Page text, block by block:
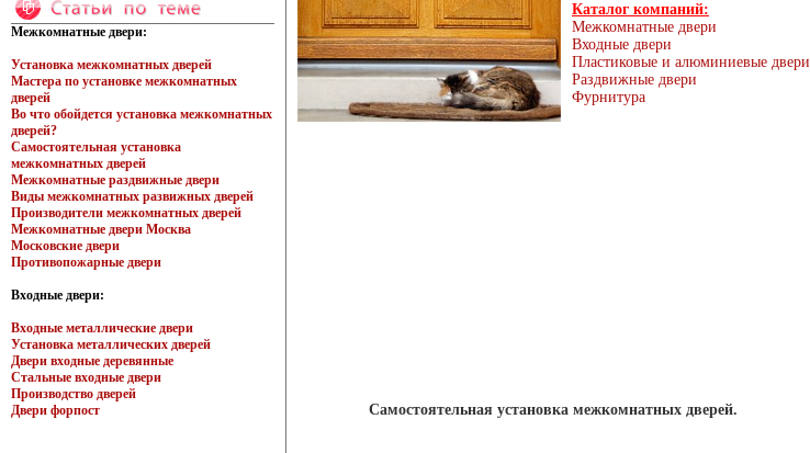
Межкомнатные двери:
Установка межкомнатных дверей
Мастера по установке межкомнатных
дверей
Во что обойдется установка межкомнатных
дверей?
Самостоятельная установка
межкомнатных дверей
Межкомнатные раздвижные двери
Виды межкомнатных развижных дверей
Производители межкомнатных дверей
Межкомнатные двери Москва
Московские двери
Противопожарные двери
Входные двери:
Входные металлические двери
Установка металлических дверей
Двери входные деревянные
Стальные входные двери
Производство дверей
Двери форпост
Каталог компаний:
Межкомнатные двери
Входные двери
Пластиковые и алюминиевые двери
Раздвижные двери
Фурнитура
Самостоятельная установка межкомнатных дверей.